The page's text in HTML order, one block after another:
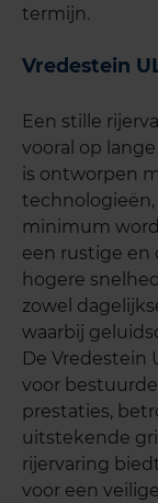
termijn.
Vredestein
Een stille
vooral op
is ontworpen
minimum
een rustige en
hogere
zowel
waarbij
De Vredestein
voor
prestaties,
uitstekende
rijervaring
voor een